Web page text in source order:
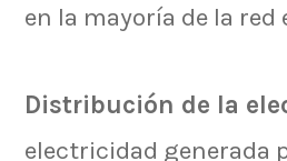
en la mayoría de la red
Distribución de la
electricidad generada